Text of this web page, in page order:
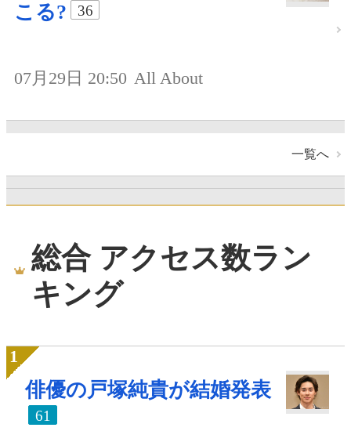
こる?
36
07月29日 20:50 All About
一覧へ
総合 アクセス数ラン
キング
俳優の戸塚純貴が結婚発表
61